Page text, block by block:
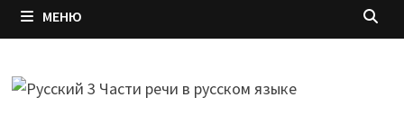
МЕНЮ